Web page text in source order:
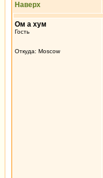
Наверх
Ом а хум
Гость
Откуда: Moscow